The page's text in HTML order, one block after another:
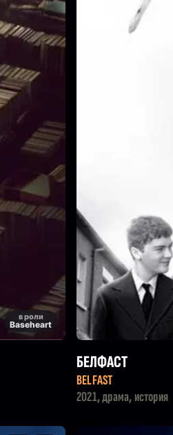
в роли
Baseheart
БЕЛФАСТ
BELFAST
2021, драма, история